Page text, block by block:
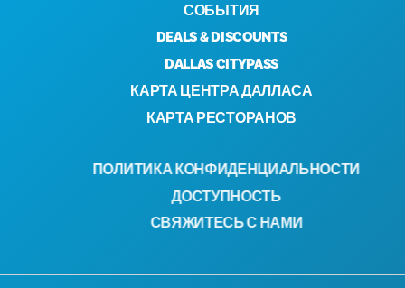
СОБЫТИЯ
DEALS & DISCOUNTS
DALLAS CITYPASS
КАРТА ЦЕНТРА ДАЛЛАСА
КАРТА РЕСТОРАНОВ
ПОЛИТИКА КОНФИДЕНЦИАЛЬНОСТИ
ДОСТУПНОСТЬ
СВЯЖИТЕСЬ С НАМИ